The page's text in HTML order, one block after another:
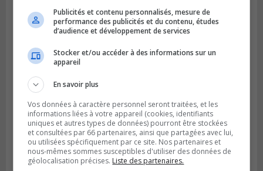
BOUCHERVILLE
Publié le 13 juillet 2026 à 10h43
Boucherville et le CSSP discutent d’une
Planification scolaire
Publicités et contenu personnalisés, mesure de
performance des publicités et du contenu, études
d’audience et développement de services
Stocker et/ou accéder à des informations sur un
appareil
En savoir plus
Vos données à caractère personnel seront traitées, et les
informations liées à votre appareil (cookies, identifiants
uniques et autres types de données) pourront être stockées
et consultées par 66 partenaires, ainsi que partagées avec lui,
ou utilisées spécifiquement par ce site. Nos partenaires et
nous-mêmes sommes susceptibles d'utiliser des données de
géolocalisation précises. Liste des partenaires.